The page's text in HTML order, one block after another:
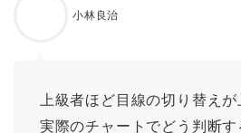
小林良治
上級者ほど目線の切り替えが
実際のチャートでどう判断す